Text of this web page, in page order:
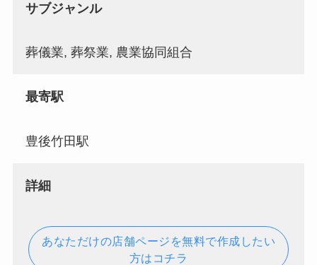
サブジャンル
葬儀業, 葬祭業, 農業協同組合
最寄駅
豊後竹田駅
詳細
あなただけの店舗ページを無料で作成したい
方はコチラ